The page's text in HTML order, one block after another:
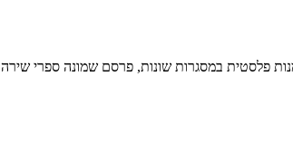
ווידאו, סאונד, גרפיקה ואמנות פלסטית במסגרות שונות,